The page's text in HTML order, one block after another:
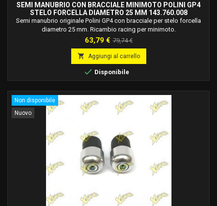
SEMI MANUBRIO CON BRACCIALE MINIMOTO POLINI GP4
STELO FORCELLA DIAMETRO 25 MM 143.760.008
Semi manubrio originale Polini GP4 con bracciale per stelo forcella
diametro 25 mm. Ricambio racing per minimoto.
Prezzo
63,79 € Prezzo
base
79,74 €
 Aggiungi al carrello
 Disponibile
Non disponibile
Nuovo